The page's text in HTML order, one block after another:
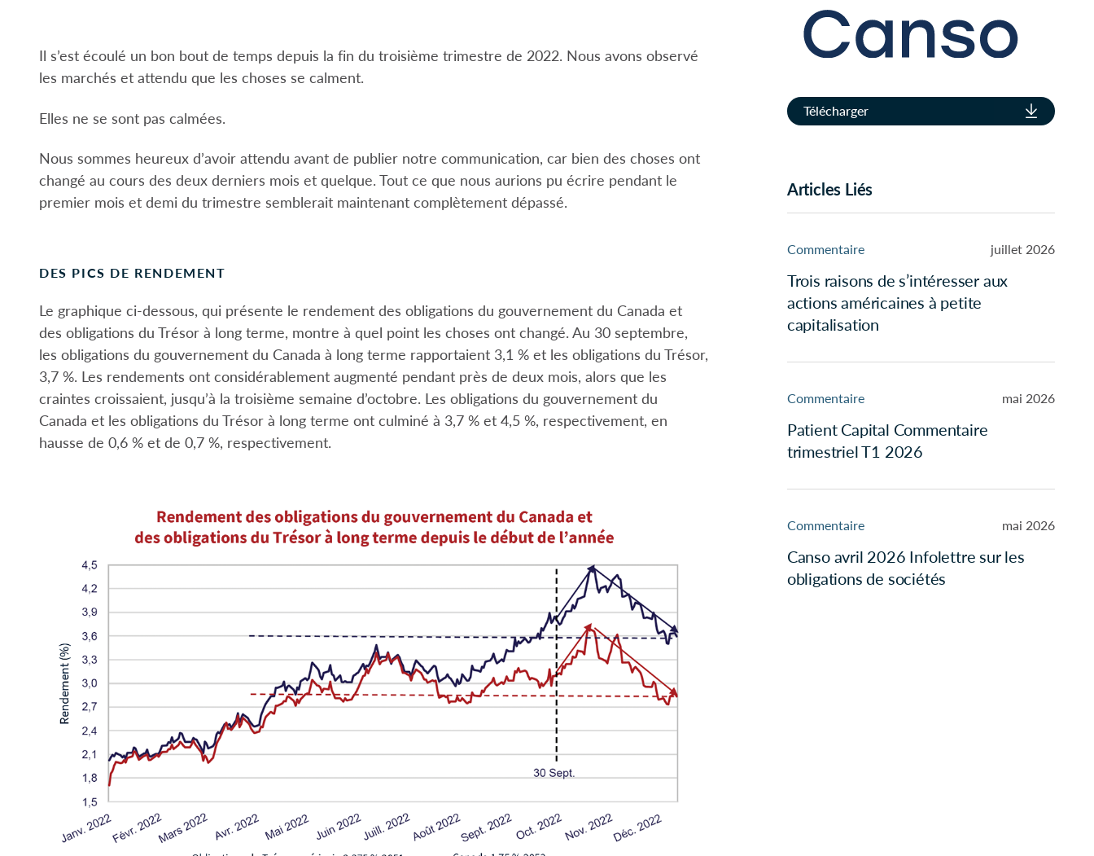
Il s’est écoulé un bon bout de temps depuis la fin du troisième trimestre de 2022. Nous avons observé
les marchés et attendu que les choses se calment.
Elles ne se sont pas calmées.
Nous sommes heureux d’avoir attendu avant de publier notre communication, car bien des choses ont
changé au cours des deux derniers mois et quelque. Tout ce que nous aurions pu écrire pendant le
premier mois et demi du trimestre semblerait maintenant complètement dépassé.
DES PICS DE RENDEMENT
Le graphique ci-dessous, qui présente le rendement des obligations du gouvernement du Canada et
des obligations du Trésor à long terme, montre à quel point les choses ont changé. Au 30 septembre,
les obligations du gouvernement du Canada à long terme rapportaient 3,1 % et les obligations du Trésor,
3,7 %. Les rendements ont considérablement augmenté pendant près de deux mois, alors que les
craintes croissaient, jusqu’à la troisième semaine d’octobre. Les obligations du gouvernement du
Canada et les obligations du Trésor à long terme ont culminé à 3,7 % et 4,5 %, respectivement, en
hausse de 0,6 % et de 0,7 %, respectivement.
Télécharger
Articles Liés
Commentaire juillet 2026
Trois raisons de s’intéresser aux
actions américaines à petite
capitalisation
Commentaire mai 2026
Patient Capital Commentaire
trimestriel T1 2026
Commentaire mai 2026
Canso avril 2026 Infolettre sur les
obligations de sociétés